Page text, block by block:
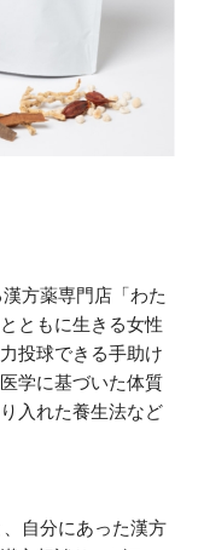
方薬専門店「わた
ともに生きる女性
投球できる手助け
学に基づいた体質
入れた養生法など
自分にあった漢方